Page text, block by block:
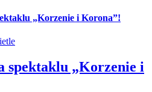
„Korzenie i Korona”!
spektaklu „Korzenie i